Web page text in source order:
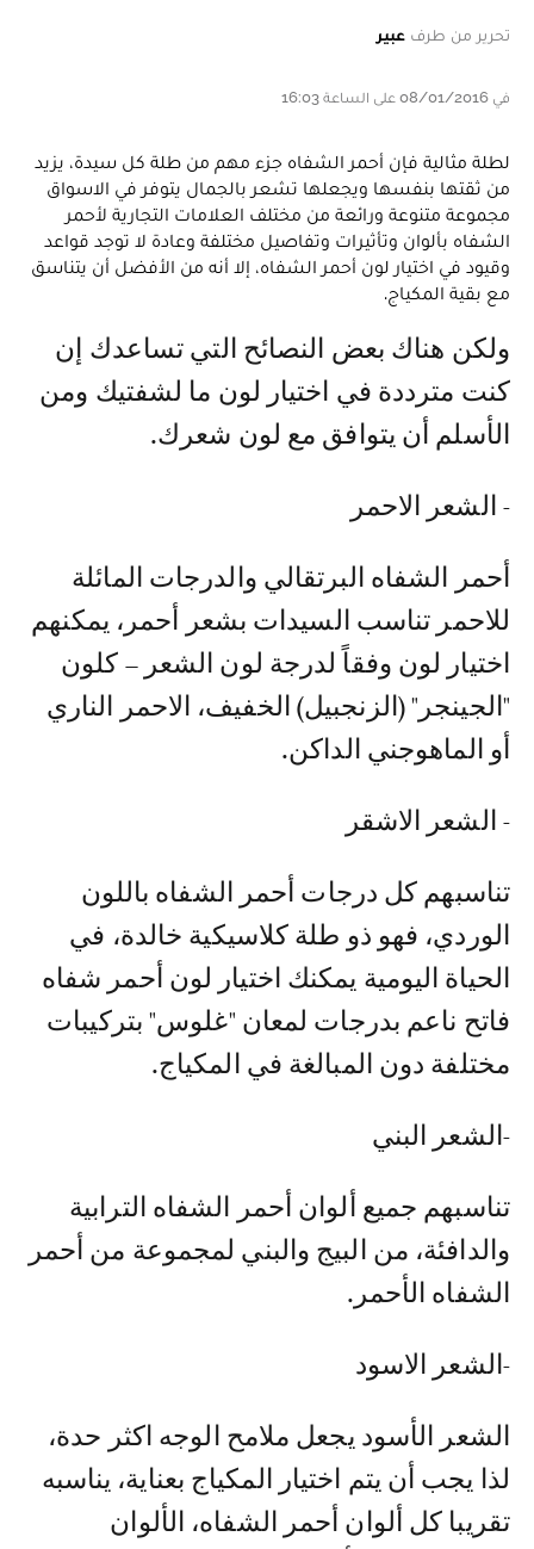
تحرير من طرف عبير
في 08/01/2016 على الساعة 16:03
لطلة مثالية فإن أحمر الشفاه جزء مهم من طلة كل سيدة، يزيد
من ثقتها بنفسها ويجعلها تشعر بالجمال يتوفر في الاسواق
مجموعة متنوعة ورائعة من مختلف العلامات التجارية لأحمر
الشفاه بألوان وتأثيرات وتفاصيل مختلفة وعادة لا توجد قواعد
وقيود في اختيار لون أحمر الشفاه، إلا أنه من الأفضل أن يتناسق
مع بقية المكياج.
ولكن هناك بعض النصائح التي تساعدك إن
كنت مترددة في اختيار لون ما لشفتيك ومن
الأسلم أن يتوافق مع لون شعرك.
- الشعر الاحمر
أحمر الشفاه البرتقالي والدرجات المائلة
للاحمر تناسب السيدات بشعر أحمر، يمكنهم
اختيار لون وفقاً لدرجة لون الشعر – كلون
"الجينجر" (الزنجبيل) الخفيف، الاحمر الناري
أو الماهوجني الداكن.
- الشعر الاشقر
تناسبهم كل درجات أحمر الشفاه باللون
الوردي، فهو ذو طلة كلاسيكية خالدة، في
الحياة اليومية يمكنك اختيار لون أحمر شفاه
فاتح ناعم بدرجات لمعان "غلوس" بتركيبات
مختلفة دون المبالغة في المكياج.
-الشعر البني
تناسبهم جميع ألوان أحمر الشفاه الترابية
والدافئة، من البيج والبني لمجموعة من أحمر
الشفاه الأحمر.
-الشعر الاسود
الشعر الأسود يجعل ملامح الوجه اكثر حدة،
لذا يجب أن يتم اختيار المكياج بعناية، يناسبه
تقريبا كل ألوان أحمر الشفاه، الألوان